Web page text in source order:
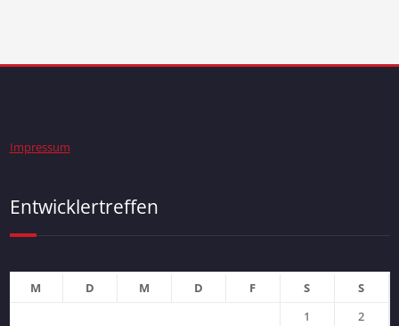
Impressum
Entwicklertreffen
M D M D F S
S
1
2